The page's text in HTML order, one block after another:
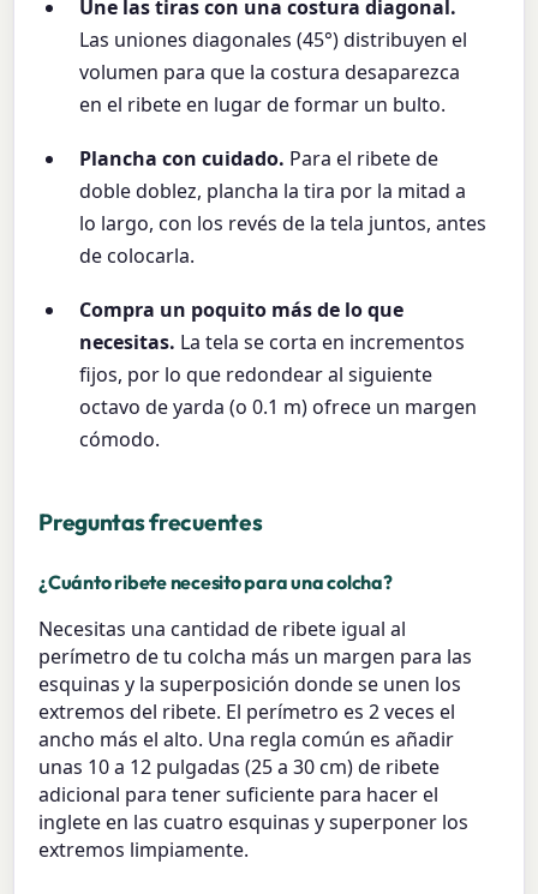
Une las tiras con una costura diagonal.
Las uniones diagonales (45°) distribuyen el
volumen para que la costura desaparezca
en el ribete en lugar de formar un bulto.
Plancha con cuidado. Para el ribete de
doble doblez, plancha la tira por la mitad a
lo largo, con los revés de la tela juntos, antes
de colocarla.
Compra un poquito más de lo que
necesitas. La tela se corta en incrementos
fijos, por lo que redondear al siguiente
octavo de yarda (o 0.1 m) ofrece un margen
cómodo.
Preguntas frecuentes
¿Cuánto ribete necesito para una colcha?
Necesitas una cantidad de ribete igual al
perímetro de tu colcha más un margen para las
esquinas y la superposición donde se unen los
extremos del ribete. El perímetro es 2 veces el
ancho más el alto. Una regla común es añadir
unas 10 a 12 pulgadas (25 a 30 cm) de ribete
adicional para tener suficiente para hacer el
inglete en las cuatro esquinas y superponer los
extremos limpiamente.